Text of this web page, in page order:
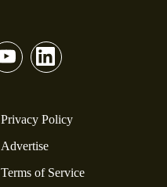
Privacy Policy
Advertise
Terms of Service